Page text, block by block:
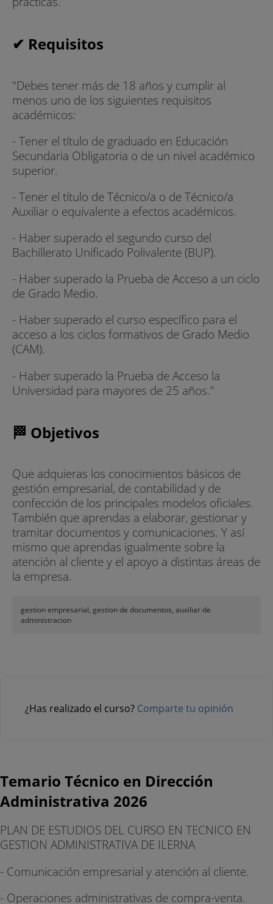
✔ Requisitos
"Debes tener más de 18 años y cumplir al
menos uno de los siguientes requisitos
académicos:
- Tener el título de graduado en Educación
Secundaria Obligatoria o de un nivel académico
superior.
- Tener el título de Técnico/a o de Técnico/a
Auxiliar o equivalente a efectos académicos.
- Haber superado el segundo curso del
Bachillerato Unificado Polivalente (BUP).
- Haber superado la Prueba de Acceso a un ciclo
de Grado Medio.
- Haber superado el curso específico para el
acceso a los ciclos formativos de Grado Medio
(CAM).
- Haber superado la Prueba de Acceso la
Universidad para mayores de 25 años."
🏁 Objetivos
Que adquieras los conocimientos básicos de
gestión empresarial, de contabilidad y de
confección de los principales modelos oficiales.
También que aprendas a elaborar, gestionar y
tramitar documentos y comunicaciones. Y así
mismo que aprendas igualmente sobre la
atención al cliente y el apoyo a distintas áreas de
la empresa.
gestion empresarial, gestion de documentos, auxiliar de
administracion
¿Has realizado el curso? Comparte tu opinión
Temario Técnico en Dirección
Administrativa 2026
PLAN DE ESTUDIOS DEL CURSO EN TECNICO EN
GESTION ADMINISTRATIVA DE ILERNA
- Comunicación empresarial y atención al cliente.
- Operaciones administrativas de compra-venta.